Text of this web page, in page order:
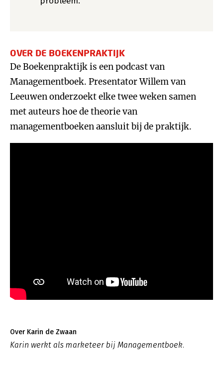
OVER DE BOEKENPRAKTIJK
De Boekenpraktijk is een podcast van
Managementboek. Presentator Willem van
Leeuwen onderzoekt elke twee weken samen
met auteurs hoe de theorie van
managementboeken aansluit bij de praktijk.
Over Karin de Zwaan
Karin werkt als marketeer bij Managementboek.